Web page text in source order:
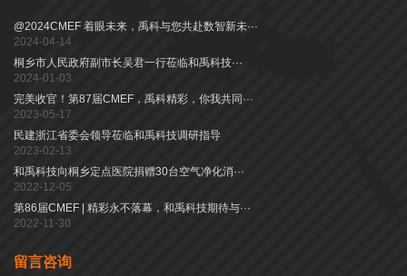
@2024CMEF 着眼未来，禹科与您共赴数智新未···
2024-04-14
桐乡市人民政府副市长吴君一行莅临和禹科技···
2024-01-03
完美收官！第87届CMEF，禹科精彩，你我共同···
2023-05-17
民建浙江省委会领导莅临和禹科技调研指导
2023-02-13
和禹科技向桐乡定点医院捐赠30台空气净化消···
2022-12-05
第86届CMEF | 精彩永不落幕，和禹科技期待与···
2022-11-30
留言咨询